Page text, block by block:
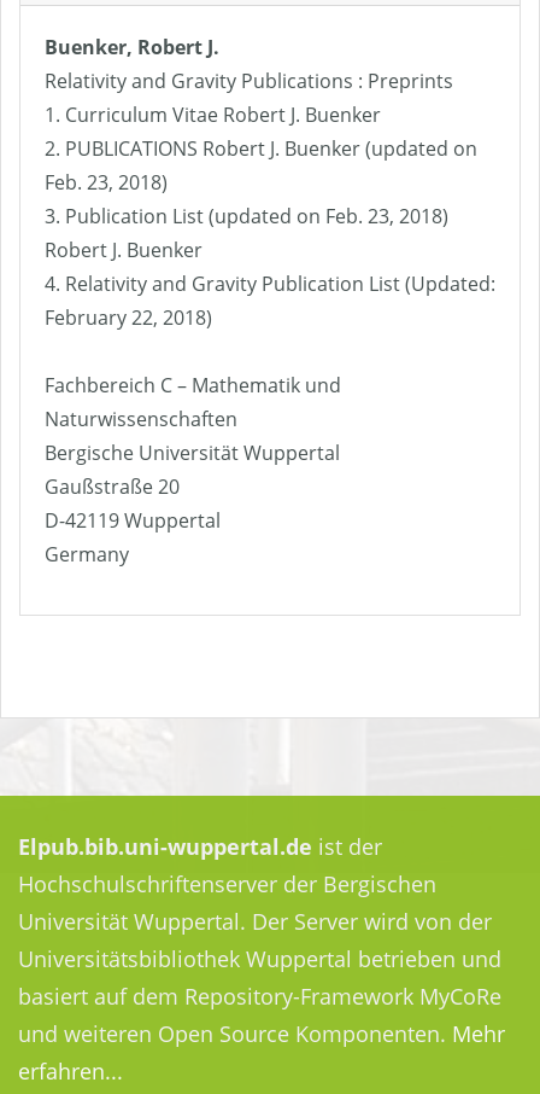
Buenker, Robert J.
Relativity and Gravity Publications : Preprints
1. Curriculum Vitae Robert J. Buenker
2. PUBLICATIONS Robert J. Buenker (updated on
Feb. 23, 2018)
3. Publication List (updated on Feb. 23, 2018)
Robert J. Buenker
4. Relativity and Gravity Publication List (Updated:
February 22, 2018)
Fachbereich C – Mathematik und
Naturwissenschaften
Bergische Universität Wuppertal
Gaußstraße 20
D-42119 Wuppertal
Germany
Elpub.bib.uni-wuppertal.de ist der
Hochschulschriftenserver der Bergischen
Universität Wuppertal. Der Server wird von der
Universitätsbibliothek Wuppertal betrieben und
basiert auf dem Repository-Framework MyCoRe
und weiteren Open Source Komponenten. Mehr
erfahren...